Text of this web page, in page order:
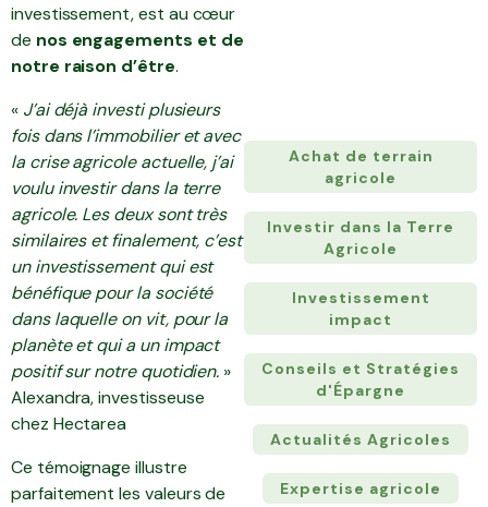
investissement, est au cœur
de nos engagements et de
notre raison d’être.
« J’ai déjà investi plusieurs
fois dans l’immobilier et avec
la crise agricole actuelle, j’ai
voulu investir dans la terre
agricole. Les deux sont très
similaires et finalement, c’est
un investissement qui est
bénéfique pour la société
dans laquelle on vit, pour la
planète et qui a un impact
positif sur notre quotidien. »
Alexandra, investisseuse
chez Hectarea
Ce témoignage illustre
parfaitement les valeurs de
Achat de terrain
agricole
Investir dans la Terre
Agricole
Investissement
impact
Conseils et Stratégies
d'Épargne
Actualités Agricoles
Expertise agricole